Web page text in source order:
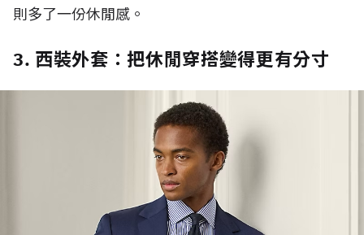
則多了一份休閒感。
3. 西裝外套：把休閒穿搭變得更有分寸